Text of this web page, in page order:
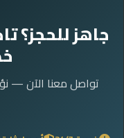
حلوان
الإسماعيلية
جاهز للحجز؟
تواصل معنا الآن —